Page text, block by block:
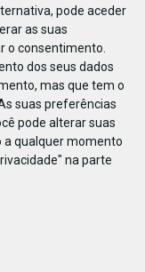
pode aceder
as suas
o consentimento.
dos seus dados
mas que tem o
suas preferências
pode alterar suas
qualquer momento
na parte